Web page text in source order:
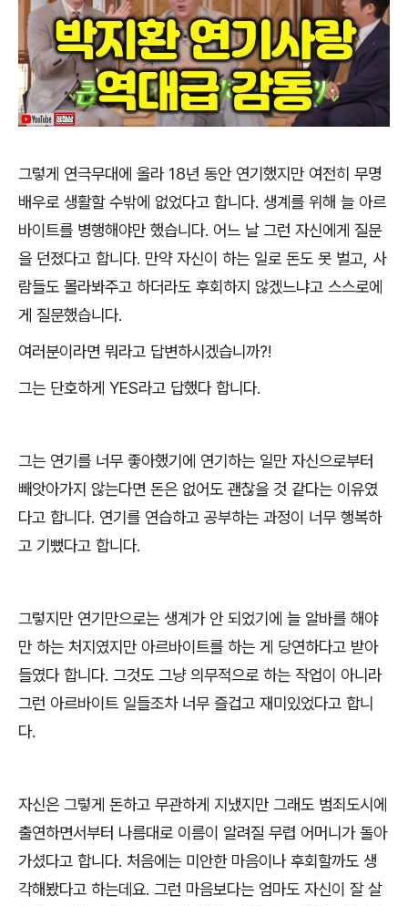
그렇게 연극무대에 올라 18년 동안 연기했지만 여전히 무명
배우로 생활할 수밖에 없었다고 합니다. 생계를 위해 늘 아르
바이트를 병행해야만 했습니다. 어느 날 그런 자신에게 질문
을 던졌다고 합니다. 만약 자신이 하는 일로 돈도 못 벌고, 사
람들도 몰라봐주고 하더라도 후회하지 않겠느냐고 스스로에
게 질문했습니다.
여러분이라면 뭐라고 답변하시겠습니까?!
그는 단호하게 YES라고 답했다 합니다.
그는 연기를 너무 좋아했기에 연기하는 일만 자신으로부터
빼앗아가지 않는다면 돈은 없어도 괜찮을 것 같다는 이유였
다고 합니다. 연기를 연습하고 공부하는 과정이 너무 행복하
고 기뻤다고 합니다.
그렇지만 연기만으로는 생계가 안 되었기에 늘 알바를 해야
만 하는 처지였지만 아르바이트를 하는 게 당연하다고 받아
들였다 합니다. 그것도 그냥 의무적으로 하는 작업이 아니라
그런 아르바이트 일들조차 너무 즐겁고 재미있었다고 합니
다.
자신은 그렇게 돈하고 무관하게 지냈지만 그래도 범죄도시에
출연하면서부터 나름대로 이름이 알려질 무렵 어머니가 돌아
가셨다고 합니다. 처음에는 미안한 마음이나 후회할까도 생
각해봤다고 하는데요. 그런 마음보다는 엄마도 자신이 잘 살